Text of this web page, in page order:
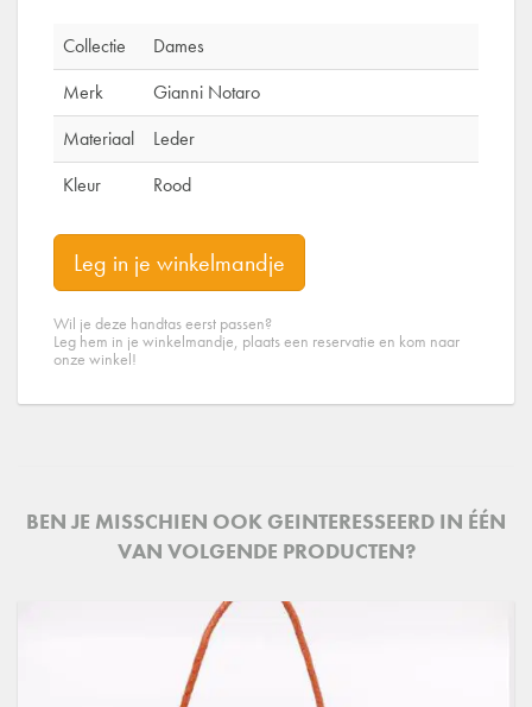
Collectie
Dames
Merk
Gianni Notaro
Materiaal
Leder
Kleur
Rood
Leg in je winkelmandje
Wil je deze handtas eerst passen?
Leg hem in je winkelmandje, plaats een reservatie en kom naar
onze winkel!
BEN JE MISSCHIEN OOK GEINTERESSEERD IN ÉÉN
VAN VOLGENDE PRODUCTEN?